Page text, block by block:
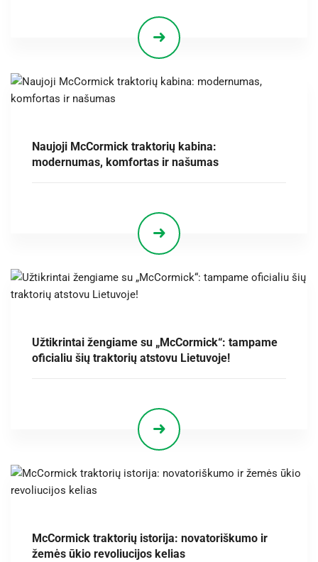
Naujoji McCormick traktorių kabina:
modernumas, komfortas ir našumas
Užtikrintai žengiame su „McCormick“: tampame
oficialiu šių traktorių atstovu Lietuvoje!
McCormick traktorių istorija: novatoriškumo ir
žemės ūkio revoliucijos kelias